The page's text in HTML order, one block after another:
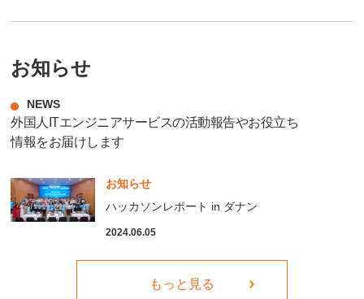
お知らせ
NEWS
外国人ITエンジニアサービスの活動報告やお役立ち
情報をお届けします
お知らせ
ハッカソンレポート in ダナン
2024.06.05
もっと見る